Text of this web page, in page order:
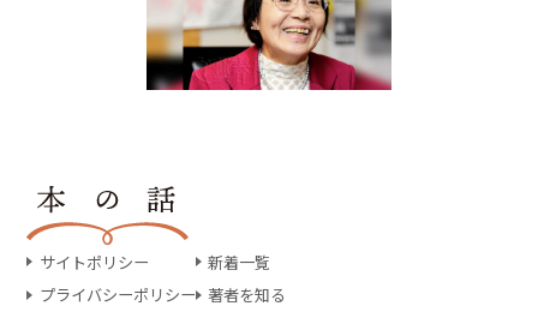
サイトポリシー
プライバシーポリシー
新着一覧
著者を知る